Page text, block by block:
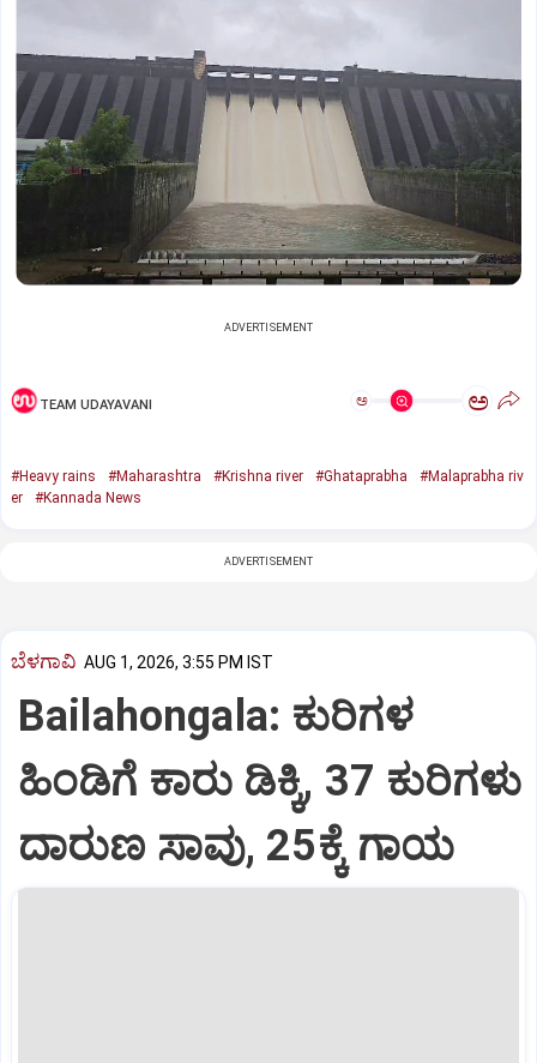
ADVERTISEMENT
TEAM UDAYAVANI ಅ ಅ
#Heavy rains #Maharashtra #Krishna river #Ghataprabha
#Malaprabha riv
er
#Kannada News
ADVERTISEMENT
ಬೆಳಗಾವಿ AUG 1, 2026, 3:55 PM IST
Bailahongala: ಕುರಿಗಳ
ಹಿಂಡಿಗೆ ಕಾರು ಡಿಕ್ಕಿ, 37 ಕುರಿಗಳು
ದಾರುಣ ಸಾವು, 25ಕ್ಕೆ ಗಾಯ